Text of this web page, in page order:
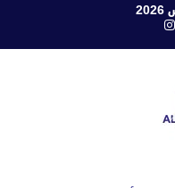
انستغرام